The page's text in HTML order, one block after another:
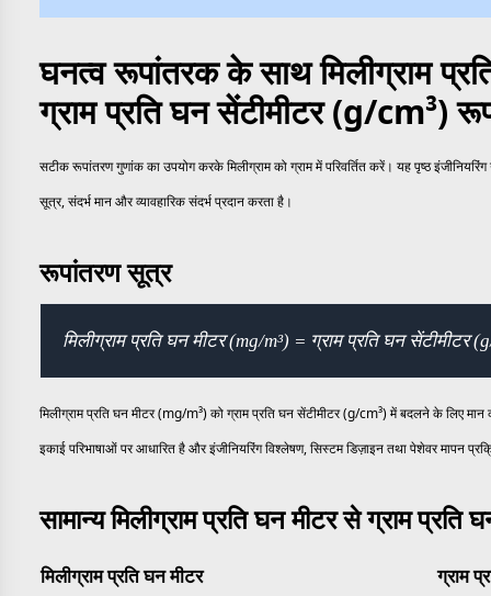
घनत्व रूपांतरक के साथ मिलीग्राम
ग्राम प्रति घन सेंटीमीटर (g/cm³)
सटीक रूपांतरण गुणांक का उपयोग करके मिलीग्राम को ग्राम में परिवर्तित करें। यह पृष्ठ
सूत्र, संदर्भ मान और व्यावहारिक संदर्भ प्रदान करता है।
रूपांतरण सूत्र
मिलीग्राम प्रति घन मीटर (mg/m³) = ग्राम प्रति घन सेंटीमीटर
मिलीग्राम प्रति घन मीटर (mg/m³) को ग्राम प्रति घन सेंटीमीटर (g/cm³) में बदलने के लिए
इकाई परिभाषाओं पर आधारित है और इंजीनियरिंग विश्लेषण, सिस्टम डिज़ाइन तथा पेशेवर मापन
सामान्य मिलीग्राम प्रति घन मीटर से ग्राम प्रति
मिलीग्राम प्रति घन मीटर ग्राम